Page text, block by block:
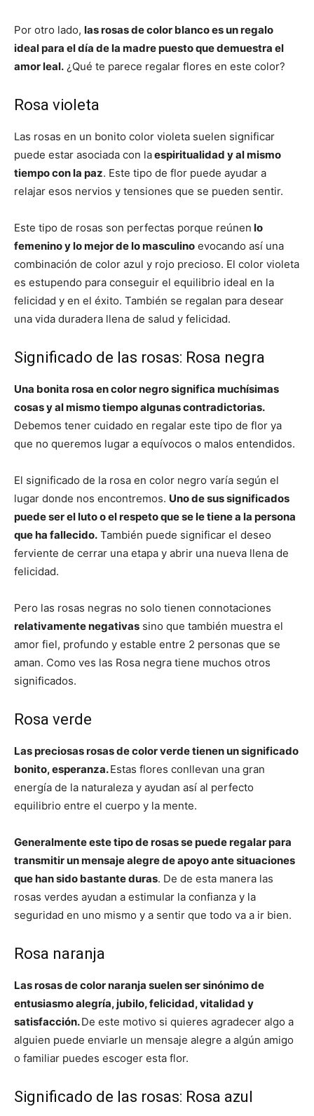
Por otro lado, las rosas de color blanco es un regalo
ideal para el día de la madre puesto que demuestra el
amor leal. ¿Qué te parece regalar flores en este color?
Rosa violeta
Las rosas en un bonito color violeta suelen significar
puede estar asociada con laespiritualidad y al mismo
tiempo con la paz. Este tipo de flor puede ayudar a
relajar esos nervios y tensiones que se pueden sentir.
Este tipo de rosas son perfectas porque reúnen lo
femenino y lo mejor de lo masculino evocando así una
combinación de color azul y rojo precioso. El color violeta
es estupendo para conseguir el equilibrio ideal en la
felicidad y en el éxito. También se regalan para desear
una vida duradera llena de salud y felicidad.
Significado de las rosas: Rosa negra
Una bonita rosa en color negro significa muchísimas
cosas y al mismo tiempo algunas contradictorias.
Debemos tener cuidado en regalar este tipo de flor ya
que no queremos lugar a equívocos o malos entendidos.
El significado de la rosa en color negro varía según el
lugar donde nos encontremos. Uno de sus significados
puede ser el luto o el respeto que se le tiene a la persona
que ha fallecido. También puede significar el deseo
ferviente de cerrar una etapa y abrir una nueva llena de
felicidad.
Pero las rosas negras no solo tienen connotaciones
relativamente negativas sino que también muestra el
amor fiel, profundo y estable entre 2 personas que se
aman. Como ves las Rosa negra tiene muchos otros
significados.
Rosa verde
Las preciosas rosas de color verde tienen un significado
bonito, esperanza.Estas flores conllevan una gran
energía de la naturaleza y ayudan así al perfecto
equilibrio entre el cuerpo y la mente.
Generalmente este tipo de rosas se puede regalar para
transmitir un mensaje alegre de apoyo ante situaciones
que han sido bastante duras. De de esta manera las
rosas verdes ayudan a estimular la confianza y la
seguridad en uno mismo y a sentir que todo va a ir bien.
Rosa naranja
Las rosas de color naranja suelen ser sinónimo de
entusiasmo alegría, jubilo, felicidad, vitalidad y
satisfacción.De este motivo si quieres agradecer algo a
alguien puede enviarle un mensaje alegre a algún amigo
o familiar puedes escoger esta flor.
Significado de las rosas: Rosa azul